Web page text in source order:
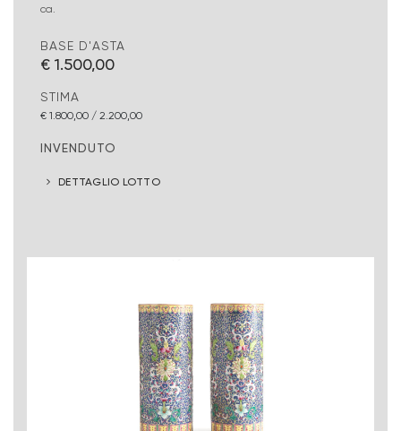
ca.
BASE D'ASTA
€ 1.500,00
STIMA
€ 1.800,00 / 2.200,00
INVENDUTO
DETTAGLIO LOTTO